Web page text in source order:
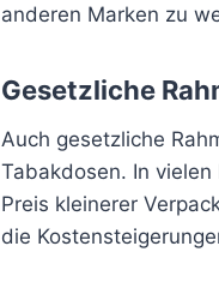
anderen Marken zu
Gesetzliche
Auch gesetzliche
Tabakdosen. In
Preis kleinerer
die